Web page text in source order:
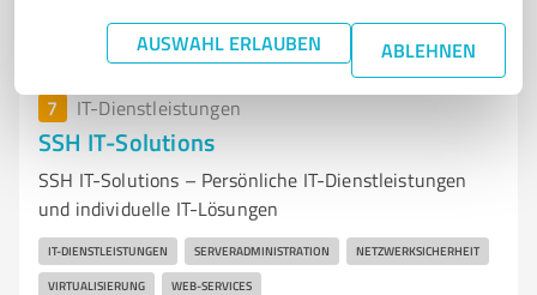
AUSWAHL ERLAUBEN ABLEHNEN
7 IT-Dienstleistungen
SSH IT-Solutions
SSH IT-Solutions – Persönliche IT-Dienstleistungen
und individuelle IT-Lösungen
IT-DIENSTLEISTUNGEN SERVERADMINISTRATION NETZWERKSICHERHEIT
VIRTUALISIERUNG WEB-SERVICES